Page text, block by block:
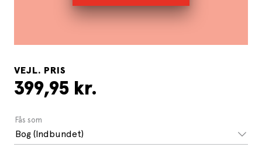
VEJL. PRIS
399,95 kr.
Fås som
Bog (Indbundet)